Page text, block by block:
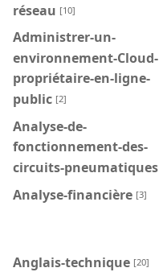
réseau [10]
Administrer-un-
environnement-Cloud-
propriétaire-en-ligne-
public [2]
Analyse-de-
fonctionnement-des-
circuits-pneumatiques
Analyse-financière [3]
Anglais-technique [20]